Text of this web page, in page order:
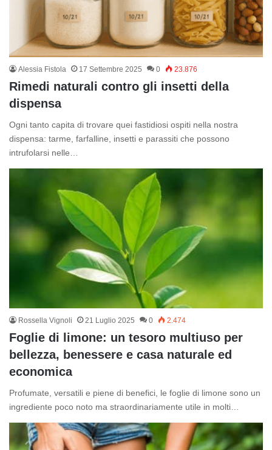
Alessia Fistola 17 Settembre 2025 0 23.876
Rimedi naturali contro gli insetti della
dispensa
Ogni tanto capita di trovare quei fastidiosi ospiti nella nostra
dispensa: tarme, farfalline, insetti e parassiti che possono
intrufolarsi nelle…
Rossella Vignoli 21 Luglio 2025 0 2.474
Foglie di limone: un tesoro multiuso per
bellezza, benessere e casa naturale ed
economica
Profumate, versatili e piene di benefici, le foglie di limone sono un
ingrediente poco noto ma straordinariamente utile in molti…